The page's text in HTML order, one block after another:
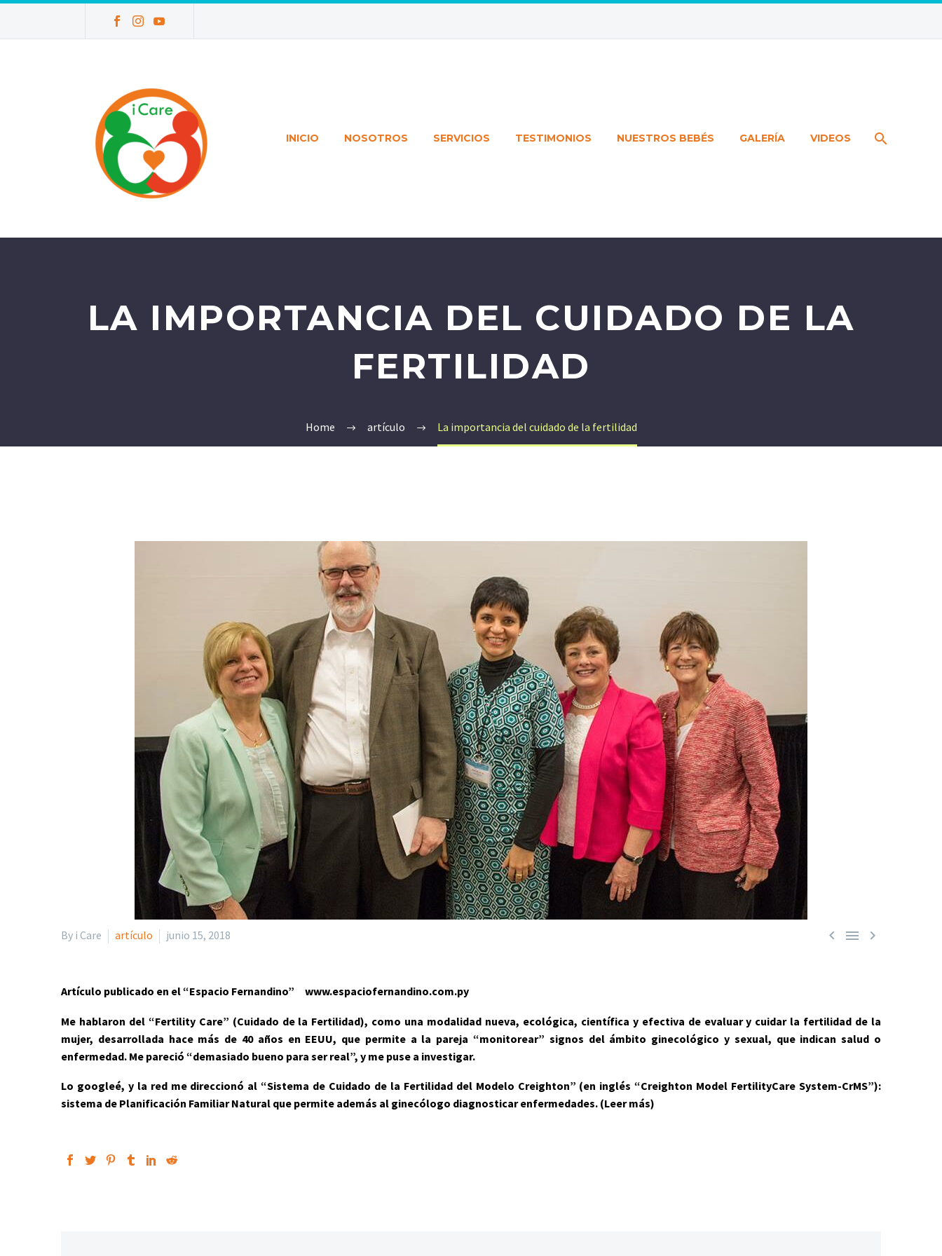
INICIO NOSOTROS SERVICIOS TESTIMONIOS NUESTROS BEBÉS GALERÍA VIDEOS
LA IMPORTANCIA DEL CUIDADO DE LA
FERTILIDAD
Home artículo La importancia del cuidado de la fertilidad
  
By i Care artículo junio 15, 2018
Artículo publicado en el “Espacio Fernandino” www.espaciofernandino.com.py
Me hablaron del “Fertility Care” (Cuidado de la Fertilidad), como una modalidad nueva, ecológica, científica y efectiva de evaluar y cuidar la fertilidad de la
mujer, desarrollada hace más de 40 años en EEUU, que permite a la pareja “monitorear” signos del ámbito ginecológico y sexual, que indican salud o
enfermedad. Me pareció “demasiado bueno para ser real”, y me puse a investigar.
Lo googleé, y la red me direccionó al “Sistema de Cuidado de la Fertilidad del Modelo Creighton” (en inglés “Creighton Model FertilityCare System-CrMS”):
sistema de Planificación Familiar Natural que permite además al ginecólogo diagnosticar enfermedades. (Leer más)